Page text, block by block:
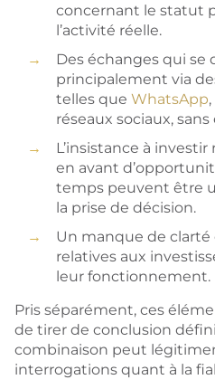
concernant le statut
l’activité réelle.
Des échanges qui se
principalement via
telles que WhatsApp
réseaux sociaux,
L’insistance à
en avant
temps peuvent être
la prise de décision.
Un manque de clarté
relatives aux
leur fonctionnement.
Pris séparément, ces
de tirer de conclusion
combinaison peut
interrogations quant à la